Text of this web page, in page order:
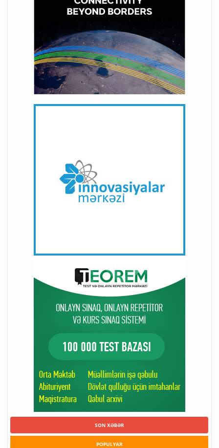
SON XƏBƏR
POPULYAR